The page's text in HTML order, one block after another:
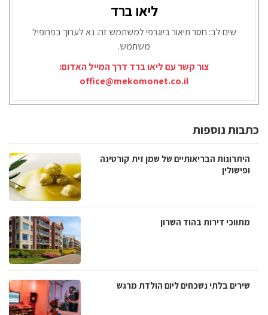
ליאו ברד
שים לב: חסר תיאור ביוגרפי למשתמש זה. נא לערוך בפרופיל
משתמש.
צור קשר עם ליאו ברד דרך המייל האדום:
office@mekomonet.co.il
כתבות נוספות
היתרונות הבריאותיים של שמן זית קורטינה
ופישולין
מתווכי דירות בהוד השרון
שירים בלתי נשכחים ליום הולדת מרגש